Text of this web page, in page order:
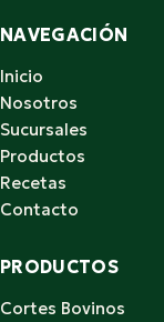
NAVEGACIÓN
Inicio
Nosotros
Sucursales
Productos
Recetas
Contacto
PRODUCTOS
Cortes Bovinos